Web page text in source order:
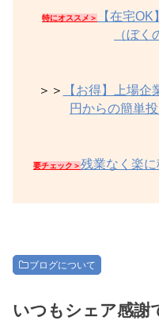
特にオススメ＞
【在宅
（ぼく
＞＞
【お得】上場
円からの簡単
要チェック＞残業なく楽
ブログについて
いつもシェア感謝